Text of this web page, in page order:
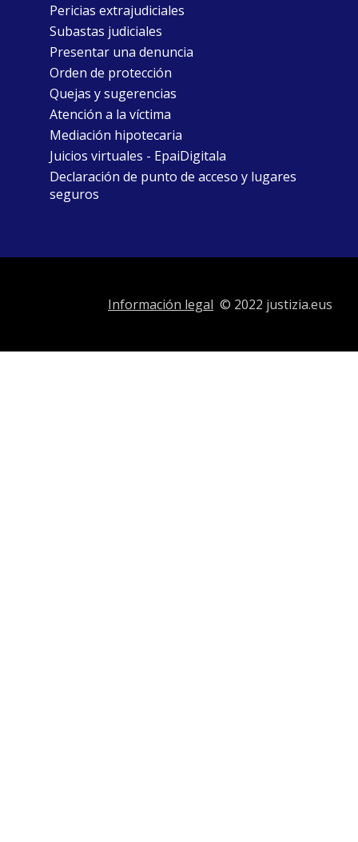
Pericias extrajudiciales
Subastas judiciales
Presentar una denuncia
Orden de protección
Quejas y sugerencias
Atención a la víctima
Mediación hipotecaria
Juicios virtuales - EpaiDigitala
Declaración de punto de acceso y lugares
seguros
Información legal © 2022 justizia.eus